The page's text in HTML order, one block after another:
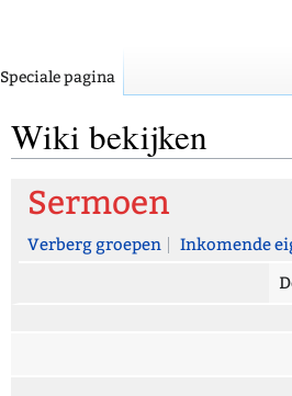
Wiki bekijken
Naar
navigatie
springen
Naar
zoeken
springen
Sermoen
Verberg groepen
Inkomende
Speciale pagina